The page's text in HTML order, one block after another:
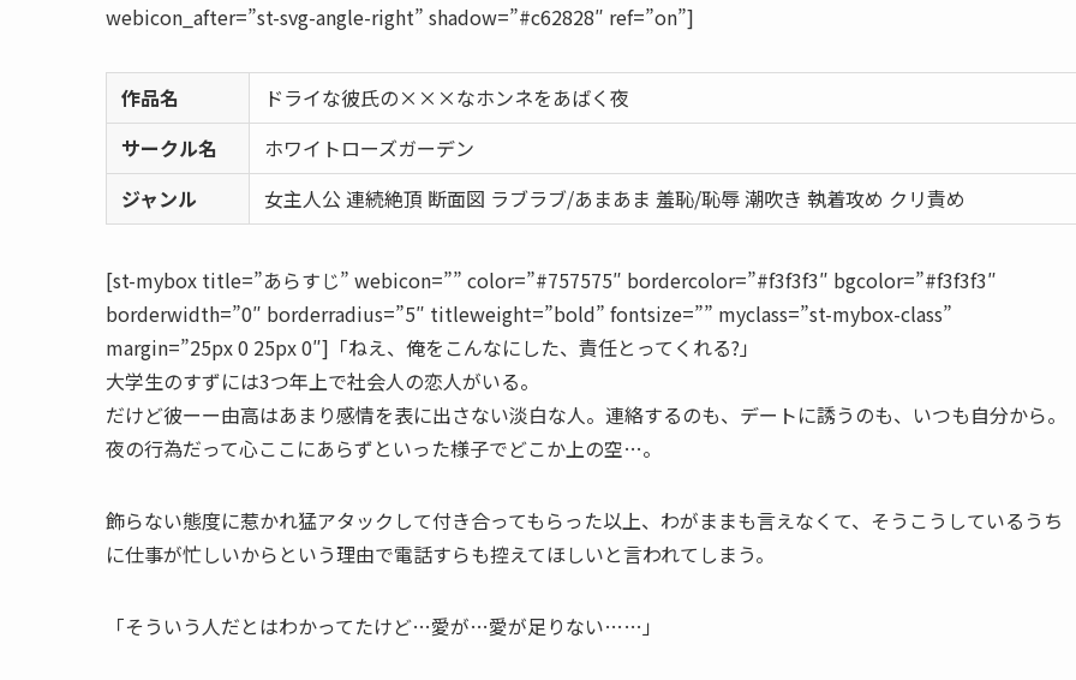
webicon_after=”st-svg-angle-right” shadow=”#c62828″ ref=”on”]
作品名
ドライな彼氏の×××なホンネをあばく夜
サークル名
ホワイトローズガーデン
ジャンル
女主人公 連続絶頂 断面図 ラブラブ/あまあま 羞恥/恥辱 潮吹き 執着攻め クリ責め
[st-mybox title=”あらすじ” webicon=”” color=”#757575″ bordercolor=”#f3f3f3″ bgcolor=”#f3f3f3″
borderwidth=”0″ borderradius=”5″ titleweight=”bold” fontsize=”” myclass=”st-mybox-class”
margin=”25px 0 25px 0″]「ねえ、俺をこんなにした、責任とってくれる?」
大学生のすずには3つ年上で社会人の恋人がいる。
だけど彼ーー由高はあまり感情を表に出さない淡白な人。連絡するのも、デートに誘うのも、いつも自分から。
夜の行為だって心ここにあらずといった様子でどこか上の空…。
飾らない態度に惹かれ猛アタックして付き合ってもらった以上、わがままも言えなくて、そうこうしているうち
に仕事が忙しいからという理由で電話すらも控えてほしいと言われてしまう。
「そういう人だとはわかってたけど…愛が…愛が足りない……」